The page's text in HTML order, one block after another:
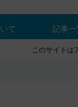
て 記事一
このサイトは